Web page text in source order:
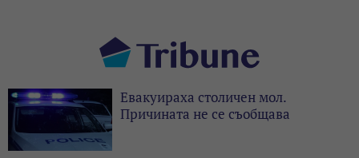
Евакуираха столичен мол.
Причината не се съобщава